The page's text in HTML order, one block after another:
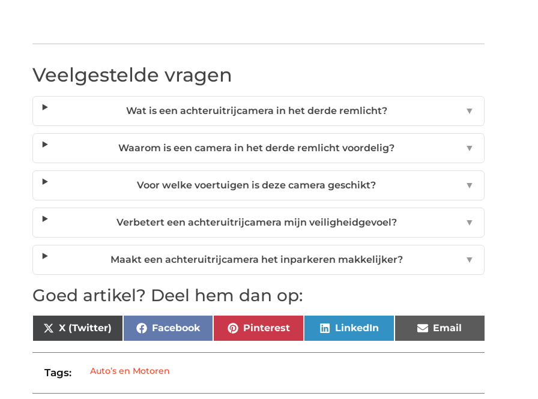
Veelgestelde vragen
Wat is een achteruitrijcamera in het derde remlicht? ▼
Waarom is een camera in het derde remlicht voordelig? ▼
Voor welke voertuigen is deze camera geschikt? ▼
Verbetert een achteruitrijcamera mijn veiligheidgevoel? ▼
Maakt een achteruitrijcamera het inparkeren makkelijker? ▼
Goed artikel? Deel hem dan op:
X (Twitter) Facebook Pinterest LinkedIn Email
Tags: Auto’s en Motoren